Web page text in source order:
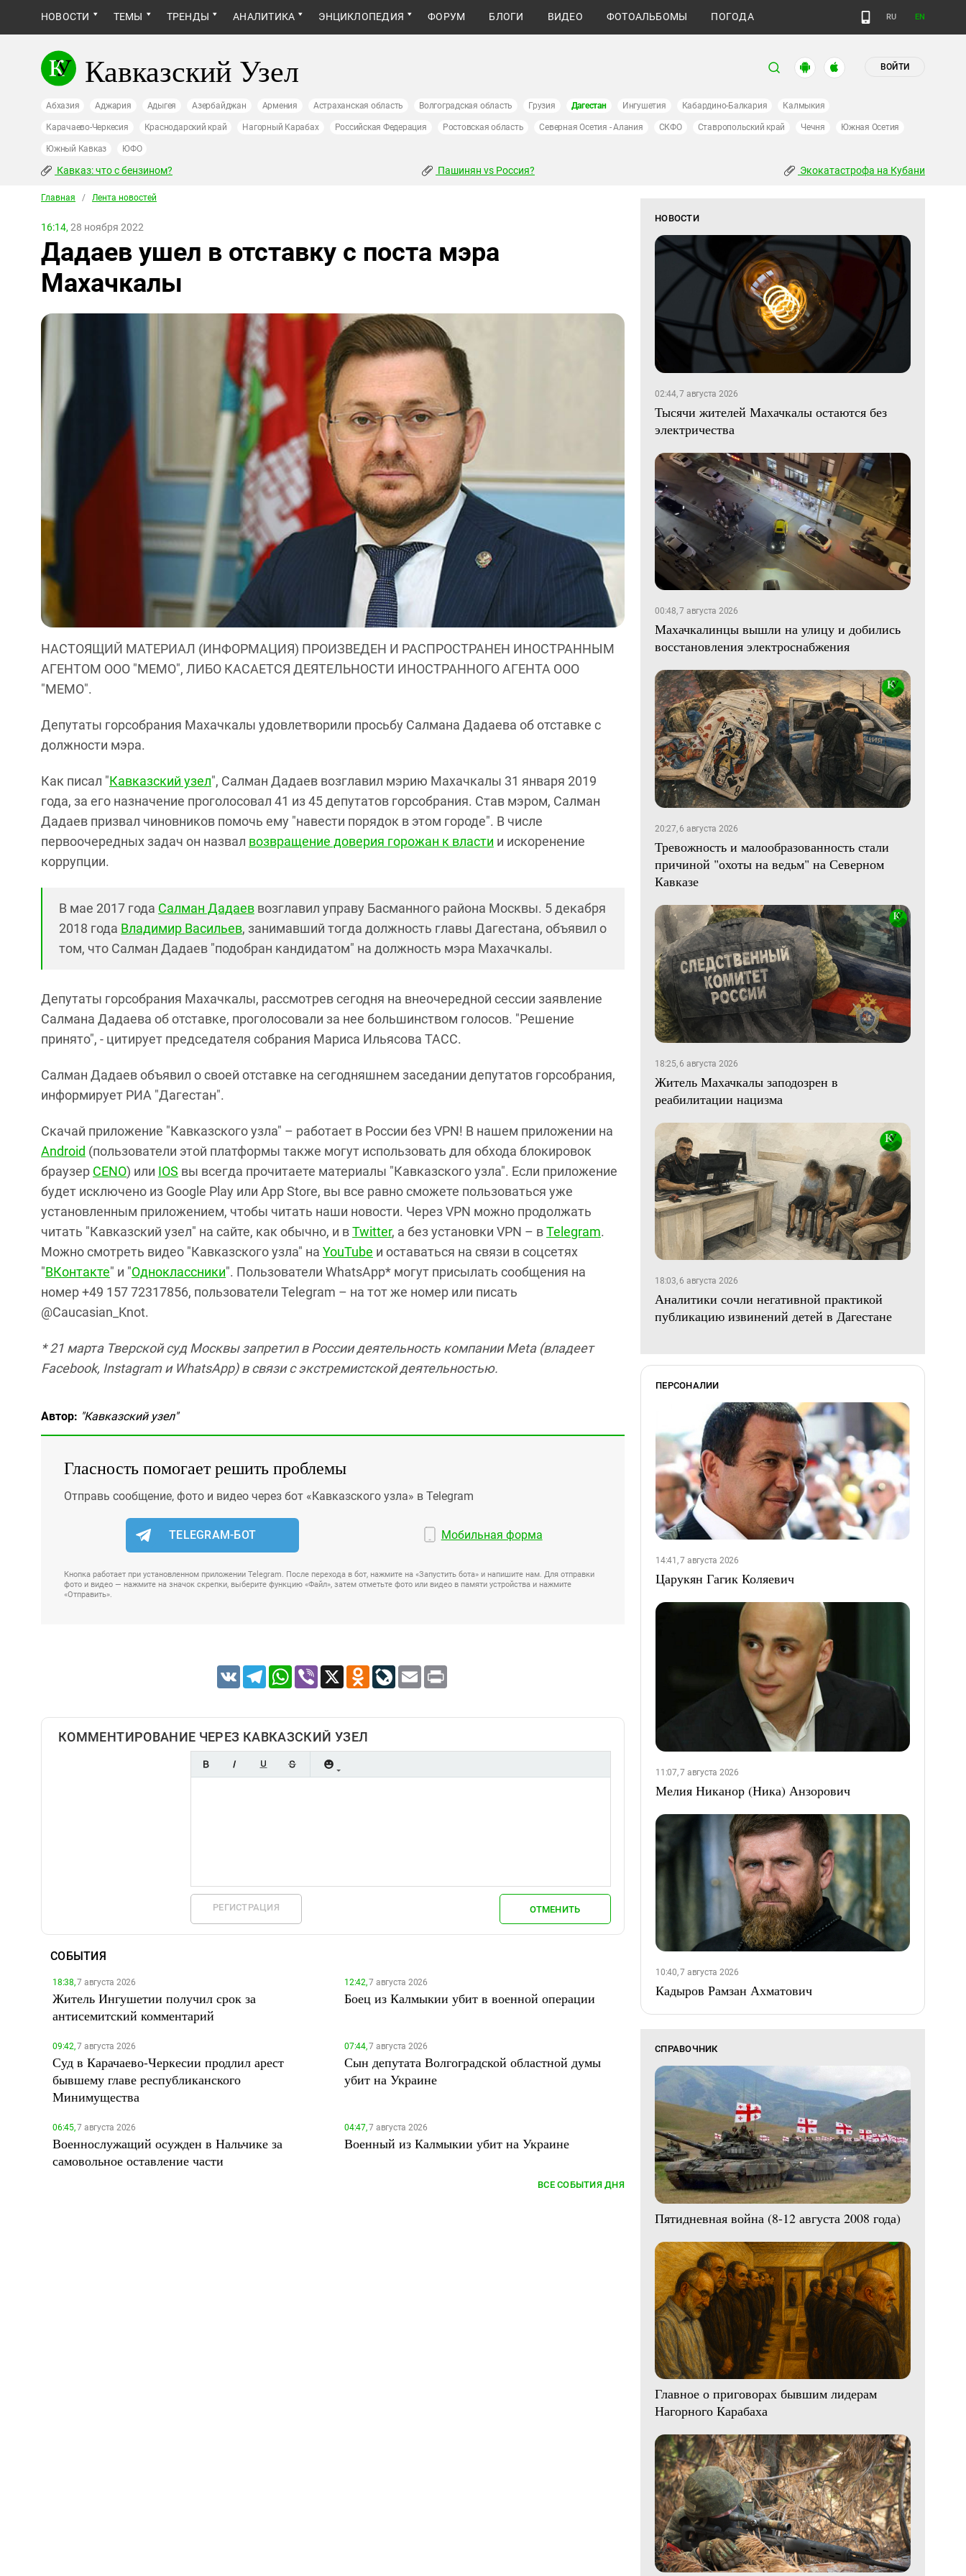
НОВОСТИ ТЕМЫ ТРЕНДЫ АНАЛИТИКА ЭНЦИКЛОПЕДИЯ ФОРУМ БЛОГИ ВИДЕО ФОТОАЛЬБОМЫ ПОГОДА RU EN
Кавказский Узел ВОЙТИ
Абхазия Аджария Адыгея Азербайджан Армения Астраханская область Волгоградская область Грузия Дагестан Ингушетия Кабардино-Балкария Калмыкия
Карачаево-Черкесия Краснодарский край Нагорный Карабах Российская Федерация Ростовская область Северная Осетия - Алания СКФО Ставропольский край Чечня Южная Осетия
Южный Кавказ ЮФО
Кавказ: что с бензином? Пашинян vs Россия? Экокатастрофа на Кубани
Главная / Лента новостей
16:14, 28 ноября 2022
Дадаев ушел в отставку с поста мэра
Махачкалы
НАСТОЯЩИЙ МАТЕРИАЛ (ИНФОРМАЦИЯ) ПРОИЗВЕДЕН И РАСПРОСТРАНЕН ИНОСТРАННЫМ
АГЕНТОМ ООО "МЕМО", ЛИБО КАСАЕТСЯ ДЕЯТЕЛЬНОСТИ ИНОСТРАННОГО АГЕНТА ООО
"МЕМО".
Депутаты горсобрания Махачкалы удовлетворили просьбу Салмана Дадаева об отставке с
должности мэра.
Как писал "Кавказский узел", Салман Дадаев возглавил мэрию Махачкалы 31 января 2019
года, за его назначение проголосовал 41 из 45 депутатов горсобрания. Став мэром, Салман
Дадаев призвал чиновников помочь ему "навести порядок в этом городе". В числе
первоочередных задач он назвал возвращение доверия горожан к власти и искоренение
коррупции.
В мае 2017 года Салман Дадаев возглавил управу Басманного района Москвы. 5 декабря
2018 года Владимир Васильев, занимавший тогда должность главы Дагестана, объявил о
том, что Салман Дадаев "подобран кандидатом" на должность мэра Махачкалы.
Депутаты горсобрания Махачкалы, рассмотрев сегодня на внеочередной сессии заявление
Салмана Дадаева об отставке, проголосовали за нее большинством голосов. "Решение
принято", - цитирует председателя собрания Мариса Ильясова ТАСС.
Салман Дадаев объявил о своей отставке на сегодняшнем заседании депутатов горсобрания,
информирует РИА "Дагестан".
Скачай приложение "Кавказского узла" – работает в России без VPN! В нашем приложении на
Android (пользователи этой платформы также могут использовать для обхода блокировок
браузер CENO) или IOS вы всегда прочитаете материалы "Кавказского узла". Если приложение
будет исключено из Google Play или App Store, вы все равно сможете пользоваться уже
установленным приложением, чтобы читать наши новости. Через VPN можно продолжать
читать "Кавказский узел" на сайте, как обычно, и вTwitter, а без установки VPN – вTelegram.
Можно смотреть видео "Кавказского узла" на YouTube и оставаться на связи в соцсетях
"ВКонтакте" и "Одноклассники". Пользователи WhatsApp* могут присылать сообщения на
номер +49 157 72317856, пользователи Telegram – на тот же номер или писать
@Caucasian_Knot.
* 21 марта Тверской суд Москвы запретил в России деятельность компании Meta (владеет
Facebook, Instagram и WhatsApp) в связи с экстремистской деятельностью.
Автор: "Кавказский узел"
Гласность помогает решить проблемы
Отправь сообщение, фото и видео через бот «Кавказского узла» в Telegram
TELEGRAM-БОТ Мобильная форма
Кнопка работает при установленном приложении Telegram. После перехода в бот, нажмите на «Запустить бота» и напишите нам. Для отправки
фото и видео — нажмите на значок скрепки, выберите функцию «Файл», затем отметьте фото или видео в памяти устройства и нажмите
«Отправить».
VK TelegramWhatsApp
Viber X Odnoklassniki
LiveJournal
Email
КОММЕНТИРОВАНИЕ ЧЕРЕЗ КАВКАЗСКИЙ УЗЕЛ
РЕГИСТРАЦИЯ ОТМЕНИТЬ
СОБЫТИЯ
18:38,7 августа 2026
Житель Ингушетии получил срок за
антисемитский комментарий
12:42,7 августа 2026
Боец из Калмыкии убит в военной операции
09:42,7 августа 2026
Суд в Карачаево-Черкесии продлил арест
бывшему главе республиканского
Минимущества
07:44,7 августа 2026
Сын депутата Волгоградской областной думы
убит на Украине
06:45,7 августа 2026
Военнослужащий осужден в Нальчике за
самовольное оставление части
04:47,7 августа 2026
Военный из Калмыкии убит на Украине
ВСЕ СОБЫТИЯ ДНЯ
НОВОСТИ
02:44, 7 августа 2026
Тысячи жителей Махачкалы остаются без
электричества
00:48, 7 августа 2026
Махачкалинцы вышли на улицу и добились
восстановления электроснабжения
20:27, 6 августа 2026
Тревожность и малообразованность стали
причиной "охоты на ведьм" на Северном
Кавказе
18:25, 6 августа 2026
Житель Махачкалы заподозрен в
реабилитации нацизма
18:03, 6 августа 2026
Аналитики сочли негативной практикой
публикацию извинений детей в Дагестане
ПЕРСОНАЛИИ
14:41, 7 августа 2026
Царукян Гагик Коляевич
11:07, 7 августа 2026
Мелия Никанор (Ника) Анзорович
10:40, 7 августа 2026
Кадыров Рамзан Ахматович
СПРАВОЧНИК
Пятидневная война (8-12 августа 2008 года)
Главное о приговорах бывшим лидерам
Нагорного Карабаха